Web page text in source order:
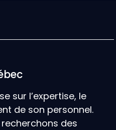
sur l’expertise, le
de son personnel.
des